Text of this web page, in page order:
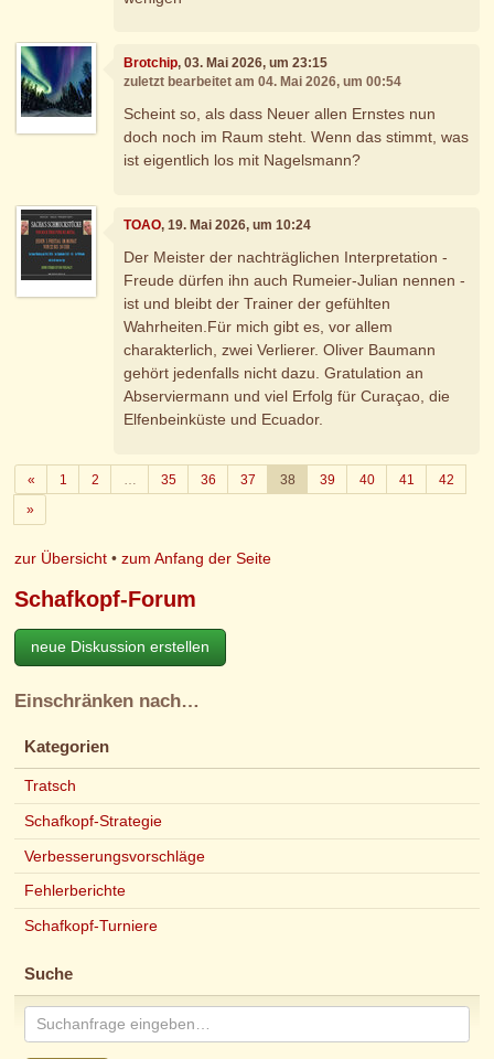
Brotchip, 03. Mai 2026, um 23:15
zuletzt bearbeitet am 04. Mai 2026, um 00:54
Scheint so, als dass Neuer allen Ernstes nun
doch noch im Raum steht. Wenn das stimmt, was
ist eigentlich los mit Nagelsmann?
TOAO, 19. Mai 2026, um 10:24
Der Meister der nachträglichen Interpretation -
Freude dürfen ihn auch Rumeier-Julian nennen -
ist und bleibt der Trainer der gefühlten
Wahrheiten.Für mich gibt es, vor allem
charakterlich, zwei Verlierer. Oliver Baumann
gehört jedenfalls nicht dazu. Gratulation an
Abserviermann und viel Erfolg für Curaçao, die
Elfenbeinküste und Ecuador.
«Zurück
1 2 35 36 37 38 39 40 41
42
»Weiter
zur Übersicht •zum Anfang der Seite
Schafkopf-Forum
neue Diskussion erstellen
Einschränken nach…
Kategorien
Tratsch
Schafkopf-Strategie
Verbesserungsvorschläge
Fehlerberichte
Schafkopf-Turniere
Suche